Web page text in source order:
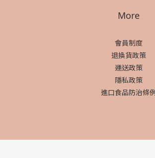
More
會員制度
退換貨政策
運送政策
隱私政策
進口食品防治條